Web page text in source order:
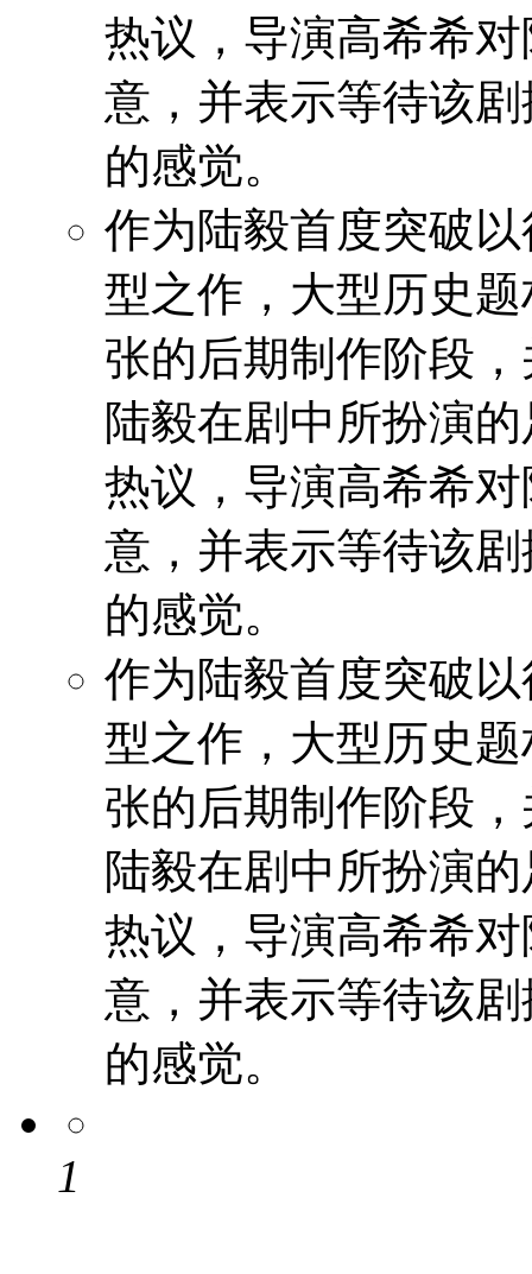
热议，导演高希希
意，并表示等待该
的感觉。
作为陆毅首度突破
型之作，大型历史
张的后期制作阶段
陆毅在剧中所扮演
热议，导演高希希
意，并表示等待该
的感觉。
作为陆毅首度突破
型之作，大型历史
张的后期制作阶段
陆毅在剧中所扮演
热议，导演高希希
意，并表示等待该
的感觉。
1